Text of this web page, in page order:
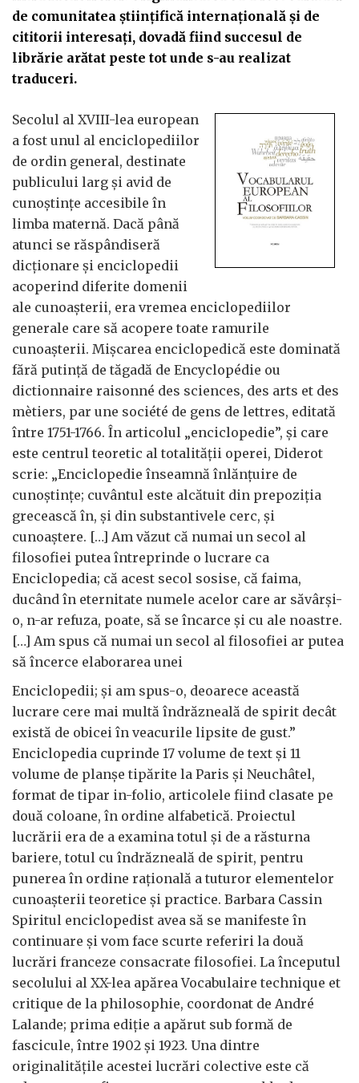
de comunitatea științifică internațională și de
cititorii interesați, dovadă fiind succesul de
librărie arătat peste tot unde s-au realizat
traduceri.
Secolul al XVIII-lea european
a fost unul al enciclopediilor
de ordin general, destinate
publicului larg și avid de
cunoștințe accesibile în
limba maternă. Dacă până
atunci se răspândiseră
dicționare și enciclopedii
acoperind diferite domenii
ale cunoașterii, era vremea enciclopediilor
generale care să acopere toate ramurile
cunoașterii. Mișcarea enciclopedică este dominată
fără putință de tăgadă de Encyclopédie ou
dictionnaire raisonné des sciences, des arts et des
mètiers, par une société de gens de lettres, editată
între 1751-1766. În articolul „enciclopedie”, și care
este centrul teoretic al totalității operei, Diderot
scrie: „Enciclopedie înseamnă înlănțuire de
cunoștințe; cuvântul este alcătuit din prepoziția
grecească în, și din substantivele cerc, și
cunoaștere. […] Am văzut că numai un secol al
filosofiei putea întreprinde o lucrare ca
Enciclopedia; că acest secol sosise, că faima,
ducând în eternitate numele acelor care ar săvârși-
o, n-ar refuza, poate, să se încarce și cu ale noastre.
[…] Am spus că numai un secol al filosofiei ar putea
să încerce elaborarea unei
Enciclopedii; și am spus-o, deoarece această
lucrare cere mai multă îndrăzneală de spirit decât
există de obicei în veacurile lipsite de gust.”
Enciclopedia cuprinde 17 volume de text și 11
volume de planșe tipărite la Paris și Neuchâtel,
format de tipar in-folio, articolele fiind clasate pe
două coloane, în ordine alfabetică. Proiectul
lucrării era de a examina totul și de a răsturna
bariere, totul cu îndrăzneală de spirit, pentru
punerea în ordine rațională a tuturor elementelor
cunoașterii teoretice și practice. Barbara Cassin
Spiritul enciclopedist avea să se manifeste în
continuare și vom face scurte referiri la două
lucrări franceze consacrate filosofiei. La începutul
secolului al XX-lea apărea Vocabulaire technique et
critique de la philosophie, coordonat de André
Lalande; prima ediție a apărut sub formă de
fascicule, între 1902 și 1923. Una dintre
originalitățile acestei lucrări colective este că